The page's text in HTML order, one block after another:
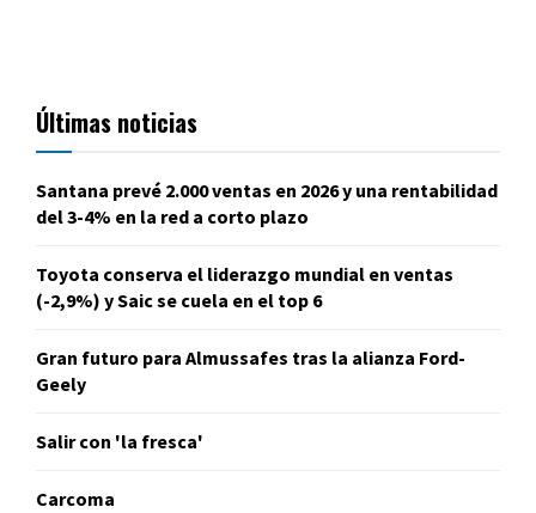
Últimas noticias
Santana prevé 2.000 ventas en 2026 y una rentabilidad
del 3-4% en la red a corto plazo
Toyota conserva el liderazgo mundial en ventas
(-2,9%) y Saic se cuela en el top 6
Gran futuro para Almussafes tras la alianza Ford-
Geely
Salir con 'la fresca'
Carcoma